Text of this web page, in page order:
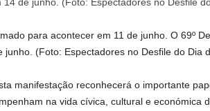
para acontecer em 11 de junho. O 69º
junho. (Foto: Espectadores no Desfile do Dia
manifestação reconhecerá o importante
na vida cívica, cultural e económica